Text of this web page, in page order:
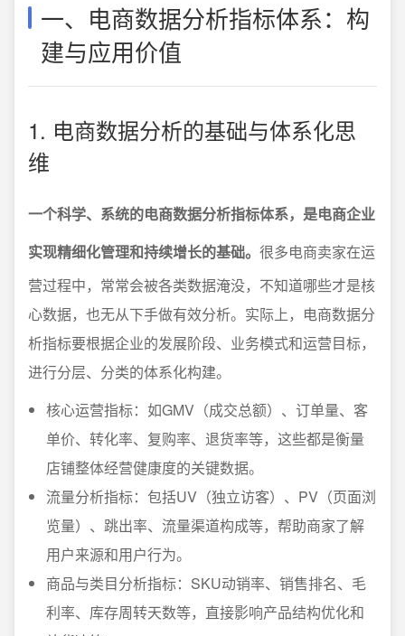
一、电商数据分析指标体系：构
建与应用价值
1. 电商数据分析的基础与体系化思
维
一个科学、系统的电商数据分析指标体系，是电商企业
实现精细化管理和持续增长的基础。 很多电商卖家在运
营过程中，常常会被各类数据淹没，不知道哪些才是核
心数据，也无从下手做有效分析。实际上，电商数据分
析指标要根据企业的发展阶段、业务模式和运营目标，
进行分层、分类的体系化构建。
核心运营指标：如GMV（成交总额）、订单量、客
单价、转化率、复购率、退货率等，这些都是衡量
店铺整体经营健康度的关键数据。
流量分析指标：包括UV（独立访客）、PV（页面浏
览量）、跳出率、流量渠道构成等，帮助商家了解
用户来源和用户行为。
商品与类目分析指标：SKU动销率、销售排名、毛
利率、库存周转天数等，直接影响产品结构优化和